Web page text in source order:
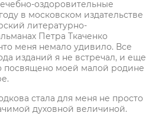
оздоровительные
в московском издательстве
литературно-
Петра Ткаченко
меня немало удивило. Все
изданий я не встречал, и еще
посвящено моей малой родине
стала для меня не просто
духовной величиной.